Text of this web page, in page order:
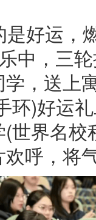
好运，
中，三
学，送
环)好运
世界名
呼，将